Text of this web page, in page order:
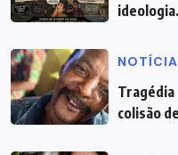
ideologia.
Tragédia
colisão